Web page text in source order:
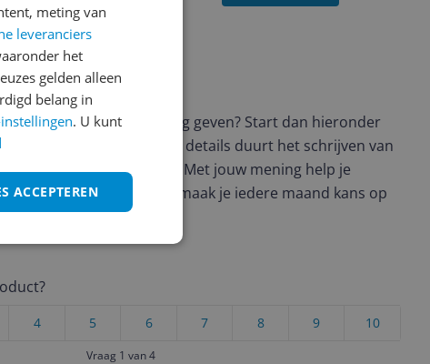
geschreven
en wil je graag je mening geven? Start dan hieronder
Afhankelijk van de details duurt het schrijven van
de 3 en 10 minuten. Met jouw mening help je
keuze te maken én maak je iedere maand kans op
10
9
8
7
6
5
4
Vraag 1 van 4
meting van
leveranciers
het
gelden alleen
belang in
. U kunt
ACCEPTEREN